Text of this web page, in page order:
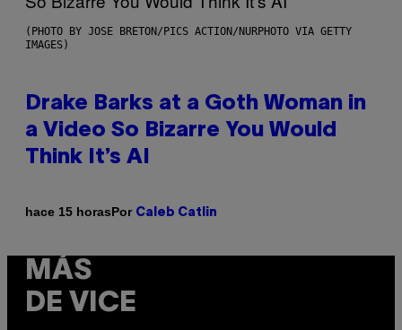
(PHOTO BY JOSE BRETON/PICS ACTION/NURPHOTO VIA GETTY
IMAGES)
Drake Barks at a Goth Woman in
a Video So Bizarre You Would
Think It’s AI
hace 15 horasPor Caleb Catlin
MÁS
DE VICE